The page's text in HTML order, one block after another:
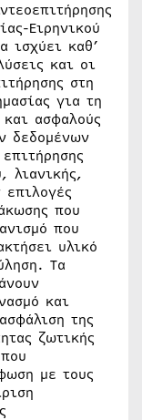
Ειρηνικού
ισχύει καθ’
και οι
στη
για τη
ασφαλούς
δεδομένων
λιανικής,
που
που
υλικό
Τα
και
της
ζωτικής
με τους